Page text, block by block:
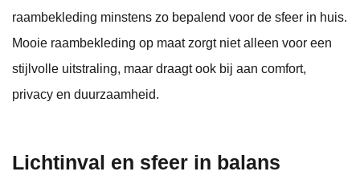
raambekleding minstens zo bepalend voor de sfeer in huis.
Mooie raambekleding op maat zorgt niet alleen voor een
stijlvolle uitstraling, maar draagt ook bij aan comfort,
privacy en duurzaamheid.
Lichtinval en sfeer in balans